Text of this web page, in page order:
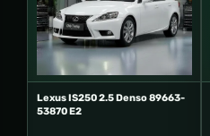
Lexus IS250 2.5 Denso 89663-
53870 E2